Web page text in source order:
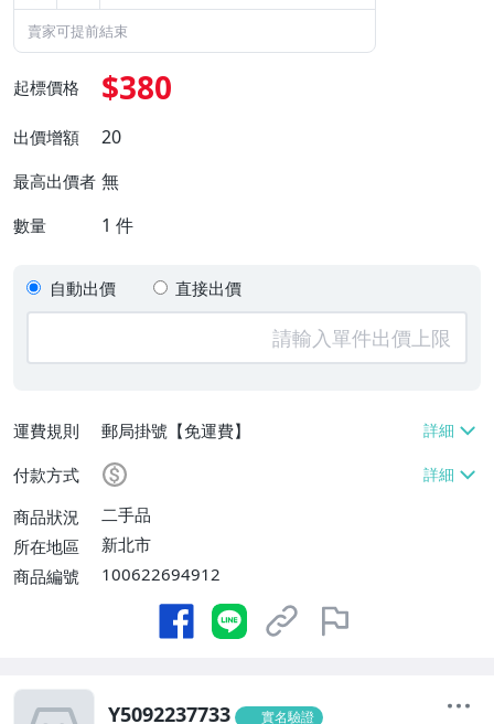
賣家可提前結束
起標價格 $380
出價增額 20
最高出價者 無
數量 1 件
自動出價 直接出價
運費規則
郵局掛號【免運費】
付款方式
商品狀況
二手品
所在地區
新北市
商品編號
100622694912
Y5092237733 實名驗證